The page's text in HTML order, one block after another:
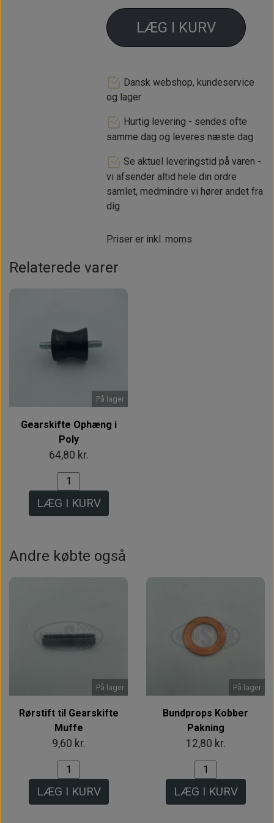
LÆG I KURV
Dansk webshop, kundeservice
og lager
Hurtig levering - sendes ofte
samme dag og leveres næste dag
Se aktuel leveringstid på varen -
vi afsender altid hele din ordre
samlet, medmindre vi hører andet fra
dig
Priser er inkl. moms
Relaterede varer
På lager
Gearskifte Ophæng i
Poly
64,80 kr.
LÆG I KURV
Andre købte også
På lager
Rørstift til Gearskifte
Muffe
9,60 kr.
LÆG I KURV
På lager
Bundprops Kobber
Pakning
12,80 kr.
LÆG I KURV